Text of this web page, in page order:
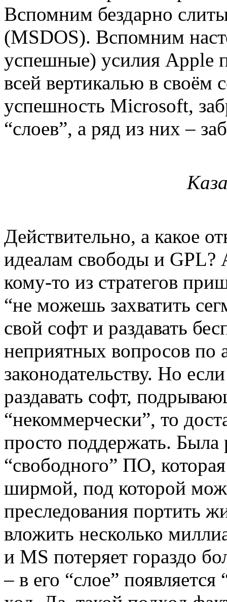
Вспомним бездарно
(MSDOS). Вспомним
успешные) усилия Apple
всей вертикалью в своём
успешность Microsoft,
“слоев”, а ряд из них –
Действительно, а какое
идеалам свободы и
кому-то из стратегов
“не можешь захватить
свой софт и раздавать
неприятных вопросов по
законодательству. Но
раздавать софт,
“некоммерчески”, то
просто поддержать. Была
“свободного” ПО,
ширмой, под которой
преследования портить
вложить несколько
и MS потеряет гораздо
– в его “слое”